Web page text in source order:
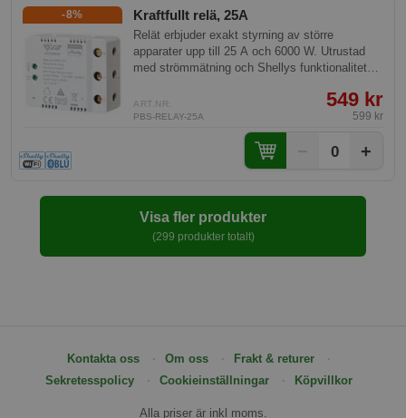
Kraftfullt relä, 25A
-8%
Relät erbjuder exakt styrning av större
apparater upp till 25 A och 6000 W. Utrustad
med strömmätning och Shellys funktionalitet
energiförbrukning i hem och industribyggnader.
Denna enhet kräver ingen hubb och ansluts via
ART.NR:
PBS-RELAY-25A
549 kr
599 kr
0 +
Visa fler produkter
(299 produkter totalt)
Kontakta oss Om oss
Frakt & returer
Sekretesspolicy
Cookieinställningar Köpvillkor
Alla priser är inkl moms.